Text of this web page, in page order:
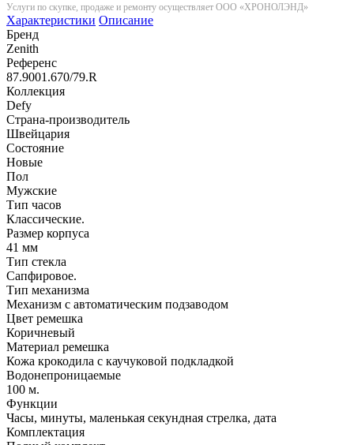
Услуги по скупке, продаже и ремонту осуществляет ООО «ХРОНОЛЭНД»
Характеристики Описание
Бренд
Zenith
Референс
87.9001.670/79.R
Коллекция
Defy
Страна-производитель
Швейцария
Состояние
Новые
Пол
Мужские
Тип часов
Классические.
Размер корпуса
41 мм
Тип стекла
Сапфировое.
Тип механизма
Механизм с автоматическим подзаводом
Цвет ремешка
Коричневый
Материал ремешка
Кожа крокодила с каучуковой подкладкой
Водонепроницаемые
100 м.
Функции
Часы, минуты, маленькая секундная стрелка, дата
Комплектация